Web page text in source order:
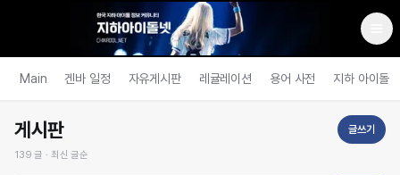
Main 겐바 일정 자유게시판 레귤레이션 용어 사전 지하 아이돌
게시판
139 글 · 최신 글순
글쓰기